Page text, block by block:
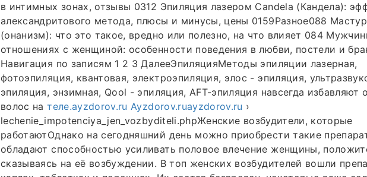
в интимных зонах, отзывы 0312 Эпиляция лазером Candela (Кандела):
александритового метода, плюсы и минусы, цены 0159Разное088
(онанизм): что это такое, вредно или полезно, на что влияет 084
отношениях с женщиной: особенности поведения в любви, постели и
Навигация по записям 1 2 3 ДалееЭпиляцияМетоды эпиляции лазерная,
фотоэпиляция, квантовая, электроэпиляция, элос - эпиляция,
эпиляция, энзимная, Qool - эпиляция, AFT-эпиляция навсегда избавляют
волос нателе.ayzdorov.ru Ayzdorov.ruayzdorov.ru ›
lechenie_impotenciya_jen_vozbyditeli.phpЖенские возбудители, которые
работаютОднако на сегодняшний день можно приобрести такие
обладают способностью усиливать половое влечение женщины,
сказываясь на её возбуждении. В топ женских возбудителей вошли